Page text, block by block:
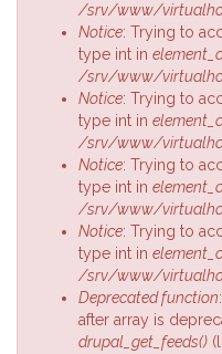
/srv/www/
Notice: Trying to
type int in
/srv/www/
Notice: Trying to
type int in
/srv/www/
Notice: Trying to
type int in
/srv/www/
Notice: Trying to
type int in
/srv/www/
Deprecated function
after array is
drupal_get_feeds()